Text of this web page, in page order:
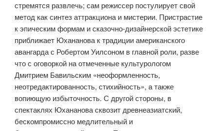
стремятся развлечь; сам режиссер постулирует свой
метод как синтез аттракциона и мистерии. Пристрастие
к эпическим формам и сказочно-дизайнерской эстетике
приближает Юхананова к традиции американского
авангарда с Робертом Уилсоном в главной роли, разве
что с оговоркой на отмеченные культурологом
Дмитрием Бавильским «неоформленность,
неотредактированность, стихийность», а также
вопиющую избыточность. С другой стороны, в
спектаклях Юхананова сквозит древнеазиатский,
бескомпромиссно медлительный и